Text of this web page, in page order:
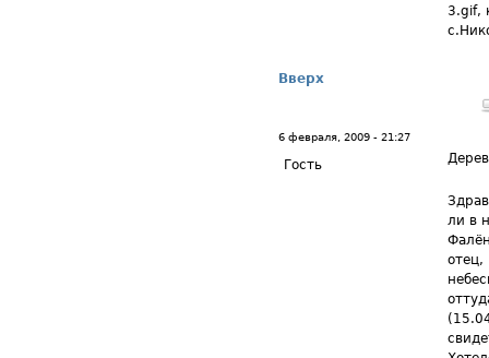
3.gif,
Вверх
6 февраля, 2009 - 21:27
Гость
ли в
отец,